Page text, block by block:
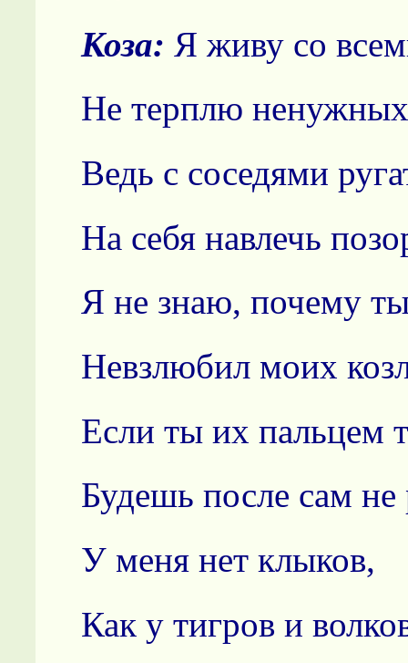
Коза: Я живу со
Не терплю
Ведь с соседями
На себя навлечь
Я не знаю, почему
Невзлюбил моих
Если ты их пальцем
Будешь после сам не
У меня нет клыков,
Как у тигров и